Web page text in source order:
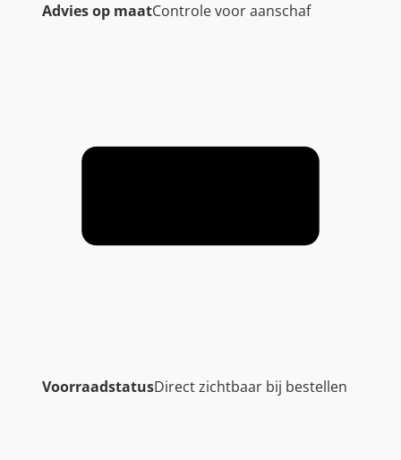
Advies op maatControle voor aanschaf
VoorraadstatusDirect zichtbaar bij bestellen